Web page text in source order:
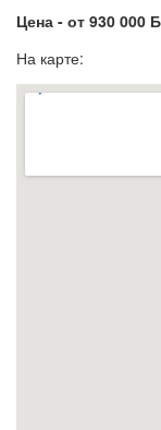
Цена - от 930 000
На карте: